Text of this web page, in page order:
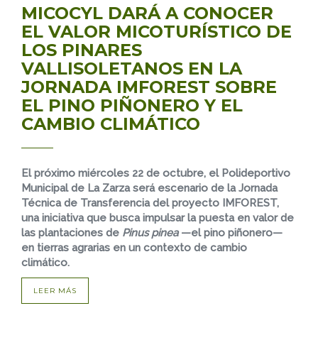
MICOCYL DARÁ A CONOCER
EL VALOR MICOTURÍSTICO DE
LOS PINARES
VALLISOLETANOS EN LA
JORNADA IMFOREST SOBRE
EL PINO PIÑONERO Y EL
CAMBIO CLIMÁTICO
El próximo miércoles 22 de octubre, el Polideportivo
Municipal de La Zarza será escenario de la Jornada
Técnica de Transferencia del proyecto IMFOREST,
una iniciativa que busca impulsar la puesta en valor de
las plantaciones de Pinus pinea—el pino piñonero—
en tierras agrarias en un contexto de cambio
climático.
LEER MÁS